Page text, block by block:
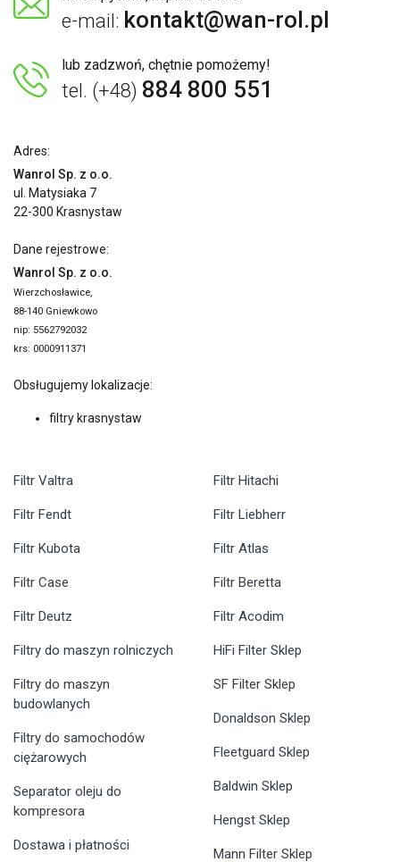
e-mail: kontakt@wan-rol.pl
lub zadzwoń, chętnie pomożemy!
tel. (+48) 884 800 551
Adres:
Wanrol Sp. z o.o.
ul. Matysiaka 7
22-300 Krasnystaw
Dane rejestrowe:
Wanrol Sp. z o.o.
Wierzchosławice,
88-140 Gniewkowo
nip: 5562792032
krs: 0000911371
Obsługujemy lokalizacje:
filtry krasnystaw
Filtr Valtra
Filtr Fendt
Filtr Kubota
Filtr Case
Filtr Deutz
Filtr Hitachi
Filtr Liebherr
Filtr Atlas
Filtr Beretta
Filtr Acodim
Filtry do maszyn rolniczych
Filtry do maszyn
budowlanych
Filtry do samochodów
ciężarowych
Separator oleju do
kompresora
Dostawa i płatności
HiFi Filter Sklep
SF Filter Sklep
Donaldson Sklep
Fleetguard Sklep
Baldwin Sklep
Hengst Sklep
Mann Filter Sklep